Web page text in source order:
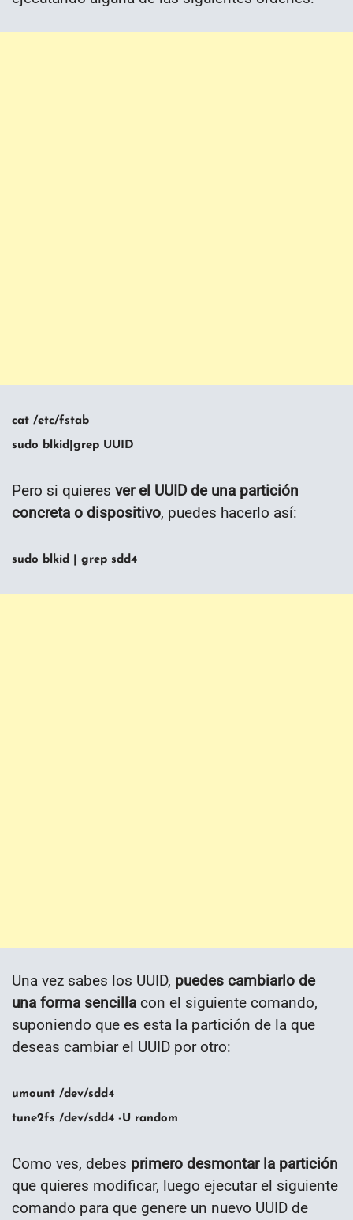
cat /etc/fstab
sudo blkid|grep UUID
Pero si quieres ver el UUID de una partición
concreta o dispositivo, puedes hacerlo así:
sudo blkid | grep sdd4
Una vez sabes los UUID, puedes cambiarlo de
una forma sencilla con el siguiente comando,
suponiendo que es esta la partición de la que
deseas cambiar el UUID por otro:
umount /dev/sdd4
tune2fs /dev/sdd4 -U random
Como ves, debes primero desmontar la partición
que quieres modificar, luego ejecutar el siguiente
comando para que genere un nuevo UUID de